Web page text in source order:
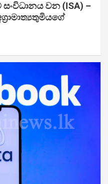
වන (ISA) –